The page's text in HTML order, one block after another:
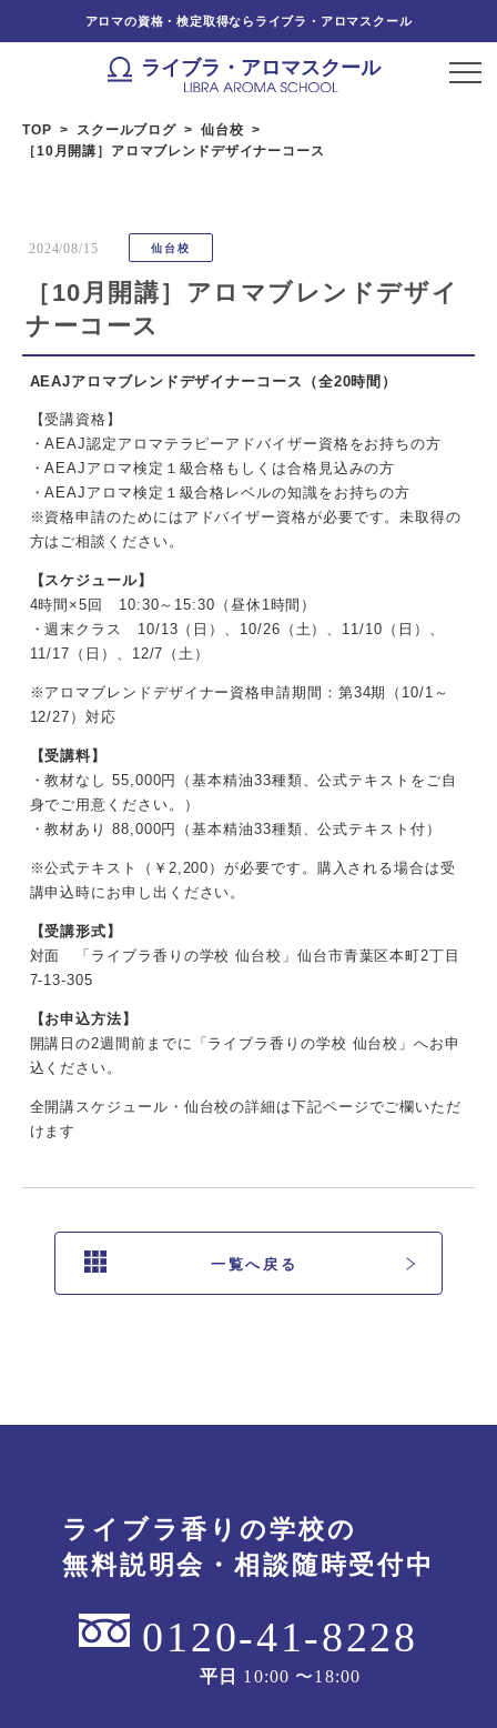
アロマの資格・検定取得ならライブラ・アロマスクール
ライブラ・アロマスクール
TOP スクールブログ
仙台校
［10月開講］アロマブレンドデザイナーコース
2024/08/15 仙台校
［10月開講］アロマブレンドデザイ
ナーコース
AEAJアロマブレンドデザイナーコース （全20時間）
【受講資格】
・AEAJ認定アロマテラピーアドバイザー資格をお持ちの方
・AEAJアロマ検定１級合格もしくは合格見込みの方
・AEAJアロマ検定１級合格レベルの知識をお持ちの方
※資格申請のためにはアドバイザー資格が必要です。未取得の
方はご相談ください。
【スケジュール】
4時間×5回 10:30～15:30（昼休1時間）
・週末クラス 10/13（日）、10/26（土）、11/10（日）、
11/17（日）、12/7（土）
※アロマブレンドデザイナー資格申請期間：第34期（10/1～
12/27）対応
【受講料】
・教材なし 55,000円（基本精油33種類、公式テキストをご自
身でご用意ください。）
・教材あり 88,000円（基本精油33種類、公式テキスト付）
※公式テキスト（￥2,200）が必要です。購入される場合は受
講申込時にお申し出ください。
【受講形式】
対面 「ライブラ香りの学校 仙台校」仙台市青葉区本町2丁目
7-13-305
【お申込方法】
開講日の2週間前までに「ライブラ香りの学校 仙台校」へお申
込ください。
全開講スケジュール・仙台校の詳細は下記ページでご欄いただ
けます
一覧へ戻る
ライブラ香りの学校の
無料説明会・相談随時受付中
0120-41-8228
平日 10:00 〜18:00